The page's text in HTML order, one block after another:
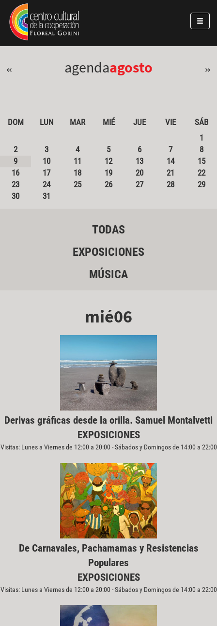
Pasar al contenido principal
Jump to main content
« agendaagosto »
DOM LUN MAR MIÉ JUE VIE
SÁB
1
2
3 4 5 6 7
8
9
10 11 12 13 14
15
16
17 18 19 20 21
22
23
24 25 26 27 28
29
30
31
TODAS
EXPOSICIONES
MÚSICA
mié06
Derivas gráficas desde la orilla. Samuel Montalvetti
EXPOSICIONES
Visitas: Lunes a Viernes de 12:00 a 20:00 - Sábados y Domingos de 14:00 a 22:00
De Carnavales, Pachamamas y Resistencias
Populares
EXPOSICIONES
Visitas: Lunes a Viernes de 12:00 a 20:00 - Sábados y Domingos de 14:00 a 22:00